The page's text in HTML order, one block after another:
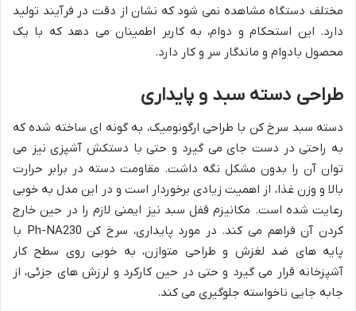
مختلف دستگاه مشاهده نمی شود که نشان از دقت در فرآیند تولید
دارد. این استحکام و دوام، به کاربر اطمینان می دهد که با یک
محصول بادوام و ماندگار سر و کار دارد.
طراحی دسته سبد و پایداری
دسته سبد سرخ کن با طراحی ارگونومیک، به گونه ای ساخته شده که
به راحتی در دست جای می گیرد و حتی با دستکش آشپزی نیز می
توان آن را بدون مشکل نگه داشت. مقاومت دسته در برابر حرارت
بالا و وزن غذا، از اهمیت زیادی برخوردار است و در این مدل به خوبی
رعایت شده است. مکانیزم قفل سبد نیز ایمنی لازم را در حین خارج
کردن آن فراهم می کند. در مورد پایداری، سرخ کن Ph-NA230 با
پایه های ضد لغزش و طراحی متوازن، به خوبی روی سطح کار
آشپزخانه قرار می گیرد و حتی در حین کارکرد و لرزش های جزئی، از
جابه جایی ناخواسته جلوگیری می کند.